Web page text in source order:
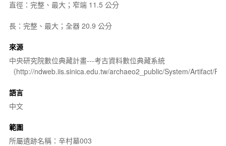
直徑：完整、最大；窄端 11.5 公分
長：完整、最大；全器 20.9 公分
來源
中央研究院數位典藏計畫---考古資料數位典藏系統
（http://ndweb.iis.sinica.edu.tw/archaeo2_public/System/Artifact/
語言
中文
範圍
所屬遺跡名稱：辛村墓003